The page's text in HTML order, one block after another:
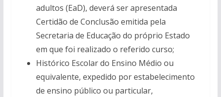
adultos (EaD), deverá ser apresentada
Certidão de Conclusão emitida pela
Secretaria de Educação do próprio Estado
em que foi realizado o referido curso;
Histórico Escolar do Ensino Médio ou
equivalente, expedido por estabelecimento
de ensino público ou particular,